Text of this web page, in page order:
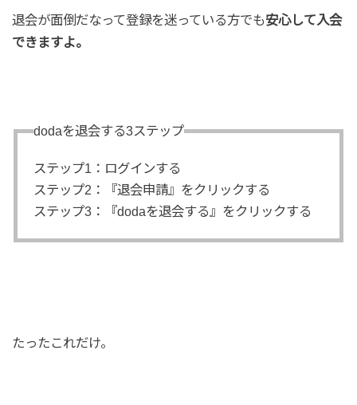
退会が面倒だなって登録を迷っている方でも安心して入会
できますよ。
dodaを退会する3ステップ
ステップ1：ログインする
ステップ2：『退会申請』をクリックする
ステップ3：『dodaを退会する』をクリックする
たったこれだけ。